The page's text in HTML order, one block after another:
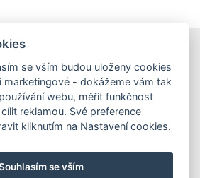
podmínky
ochrany osobních údajů
Ateliér Hrnečky
se vším budou uloženy cookies
marketingové - dokážeme vám tak
webu, měřit funkčnost
reklamou. Své preference
kliknutím na Nastavení cookies.
se vším